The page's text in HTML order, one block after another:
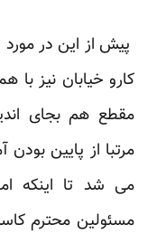
پیش از این در مورد
کارو خیابان نیز
مقطع هم بجای
مرتبا از پایین
می شد تا اینکه
مسئولین محترم